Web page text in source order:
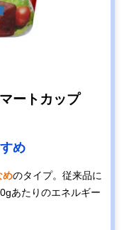
ートカップ
め
めのタイプ。従来品に
あたりのエネルギー